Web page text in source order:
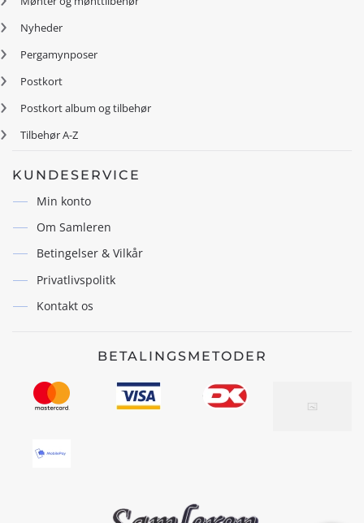
Nyheder
Pergamynposer
Postkort
Postkort album og tilbehør
Tilbehør A-Z
KUNDESERVICE
Min konto
Om Samleren
Betingelser & Vilkår
Privatlivspolitk
Kontakt os
BETALINGSMETODER